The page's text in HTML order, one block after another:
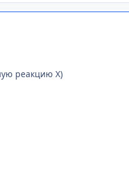
реакцию Х)